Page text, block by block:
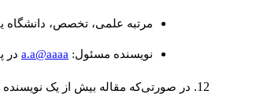
مرتبه علمی، تخصص، دانشگاه
نويسنده مسئول: a.a@aaaa در
در صورتی‌که مقاله بیش از یک